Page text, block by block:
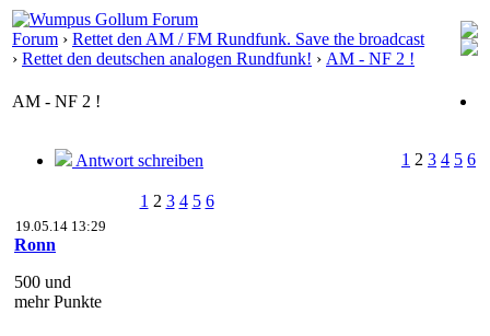
Forum › Rettet den AM / FM Rundfunk. Save the broadcast
› Rettet den deutschen analogen Rundfunk! › AM - NF 2 !
AM - NF 2 !
Antwort schreiben 1 2 3 4 5 6
1 2 3 4 5 6
19.05.14 13:29
Ronn
500 und
mehr Punkte